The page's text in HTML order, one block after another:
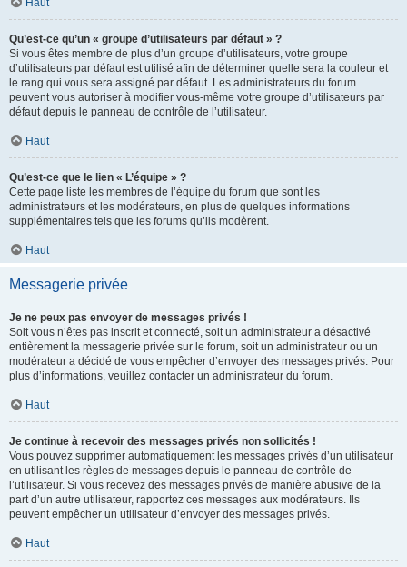
Haut
Qu’est-ce qu’un « groupe d’utilisateurs par défaut » ?
Si vous êtes membre de plus d’un groupe d’utilisateurs, votre groupe
d’utilisateurs par défaut est utilisé afin de déterminer quelle sera la couleur et
le rang qui vous sera assigné par défaut. Les administrateurs du forum
peuvent vous autoriser à modifier vous-même votre groupe d’utilisateurs par
défaut depuis le panneau de contrôle de l’utilisateur.
Haut
Qu’est-ce que le lien « L’équipe » ?
Cette page liste les membres de l’équipe du forum que sont les
administrateurs et les modérateurs, en plus de quelques informations
supplémentaires tels que les forums qu’ils modèrent.
Haut
Messagerie privée
Je ne peux pas envoyer de messages privés !
Soit vous n’êtes pas inscrit et connecté, soit un administrateur a désactivé
entièrement la messagerie privée sur le forum, soit un administrateur ou un
modérateur a décidé de vous empêcher d’envoyer des messages privés. Pour
plus d’informations, veuillez contacter un administrateur du forum.
Haut
Je continue à recevoir des messages privés non sollicités !
Vous pouvez supprimer automatiquement les messages privés d’un utilisateur
en utilisant les règles de messages depuis le panneau de contrôle de
l’utilisateur. Si vous recevez des messages privés de manière abusive de la
part d’un autre utilisateur, rapportez ces messages aux modérateurs. Ils
peuvent empêcher un utilisateur d’envoyer des messages privés.
Haut